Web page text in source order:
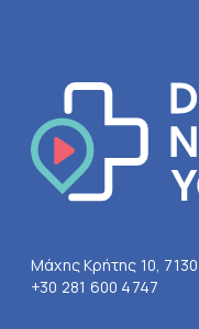
Μάχης Κρήτης 10,
+30 281 600 4747